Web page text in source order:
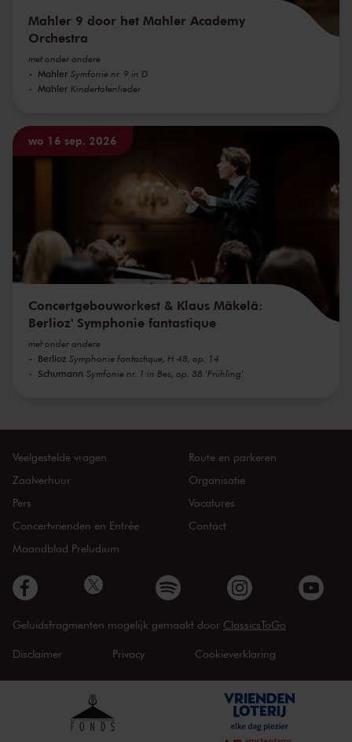
Mahler 9 door het Mahler Academy
Orchestra
met onder andere
Mahler Symfonie nr. 9 in D
Mahler Kindertotenlieder
wo 16 sep. 2026
Concertgebouworkest & Klaus Mäkelä:
Berlioz' Symphonie fantastique
met onder andere
Berlioz Symphonie fantastique, H 48, op. 14
Schumann Symfonie nr. 1 in Bes, op. 38 'Frühling'
Veelgestelde vragen
Zaalverhuur
Pers
Concertvrienden en Entrée
Maandblad Preludium
Route en parkeren
Organisatie
Vacatures
Contact
Geluidsfragmenten mogelijk gemaakt door ClassicsToGo
Disclaimer Privacy Cookieverklaring